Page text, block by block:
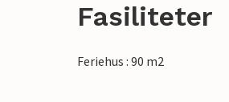
Innsjøen med
havnen mens du spiser.
Fasiliteter
Feriehus : 90 m2